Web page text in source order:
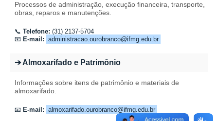
Processos de administração, execução financeira, transporte,
obras, reparos e manutenções.
📞 Telefone: (31) 2137-5704
📧 E-mail: administracao.ourobranco@ifmg.edu.br
➔ Almoxarifado e Patrimônio
Informações sobre itens de patrimônio e materiais de
almoxarifado.
📧 E-mail: almoxarifado.ourobranco@ifmg.edu.br